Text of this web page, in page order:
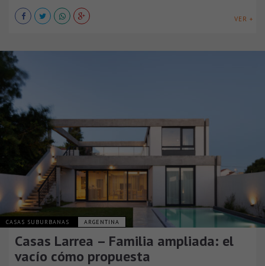
VER +
CASAS SUBURBANAS ARGENTINA
Casas Larrea – Familia ampliada: el
vacío cómo propuesta